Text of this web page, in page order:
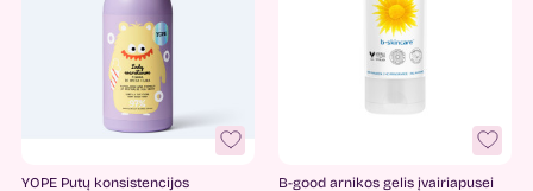
YOPE Putų konsistencijos
B-good arnikos gelis įvairiapusei